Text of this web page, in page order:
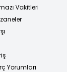
Vakitleri
Yorumları